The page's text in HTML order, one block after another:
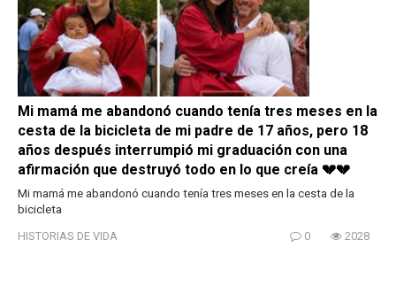
Mi mamá me abandonó cuando tenía tres meses en la
cesta de la bicicleta de mi padre de 17 años, pero 18
años después interrumpió mi graduación con una
afirmación que destruyó todo en lo que creía 💔💔
Mi mamá me abandonó cuando tenía tres meses en la cesta de la
bicicleta
HISTORIAS DE VIDA 0 2028